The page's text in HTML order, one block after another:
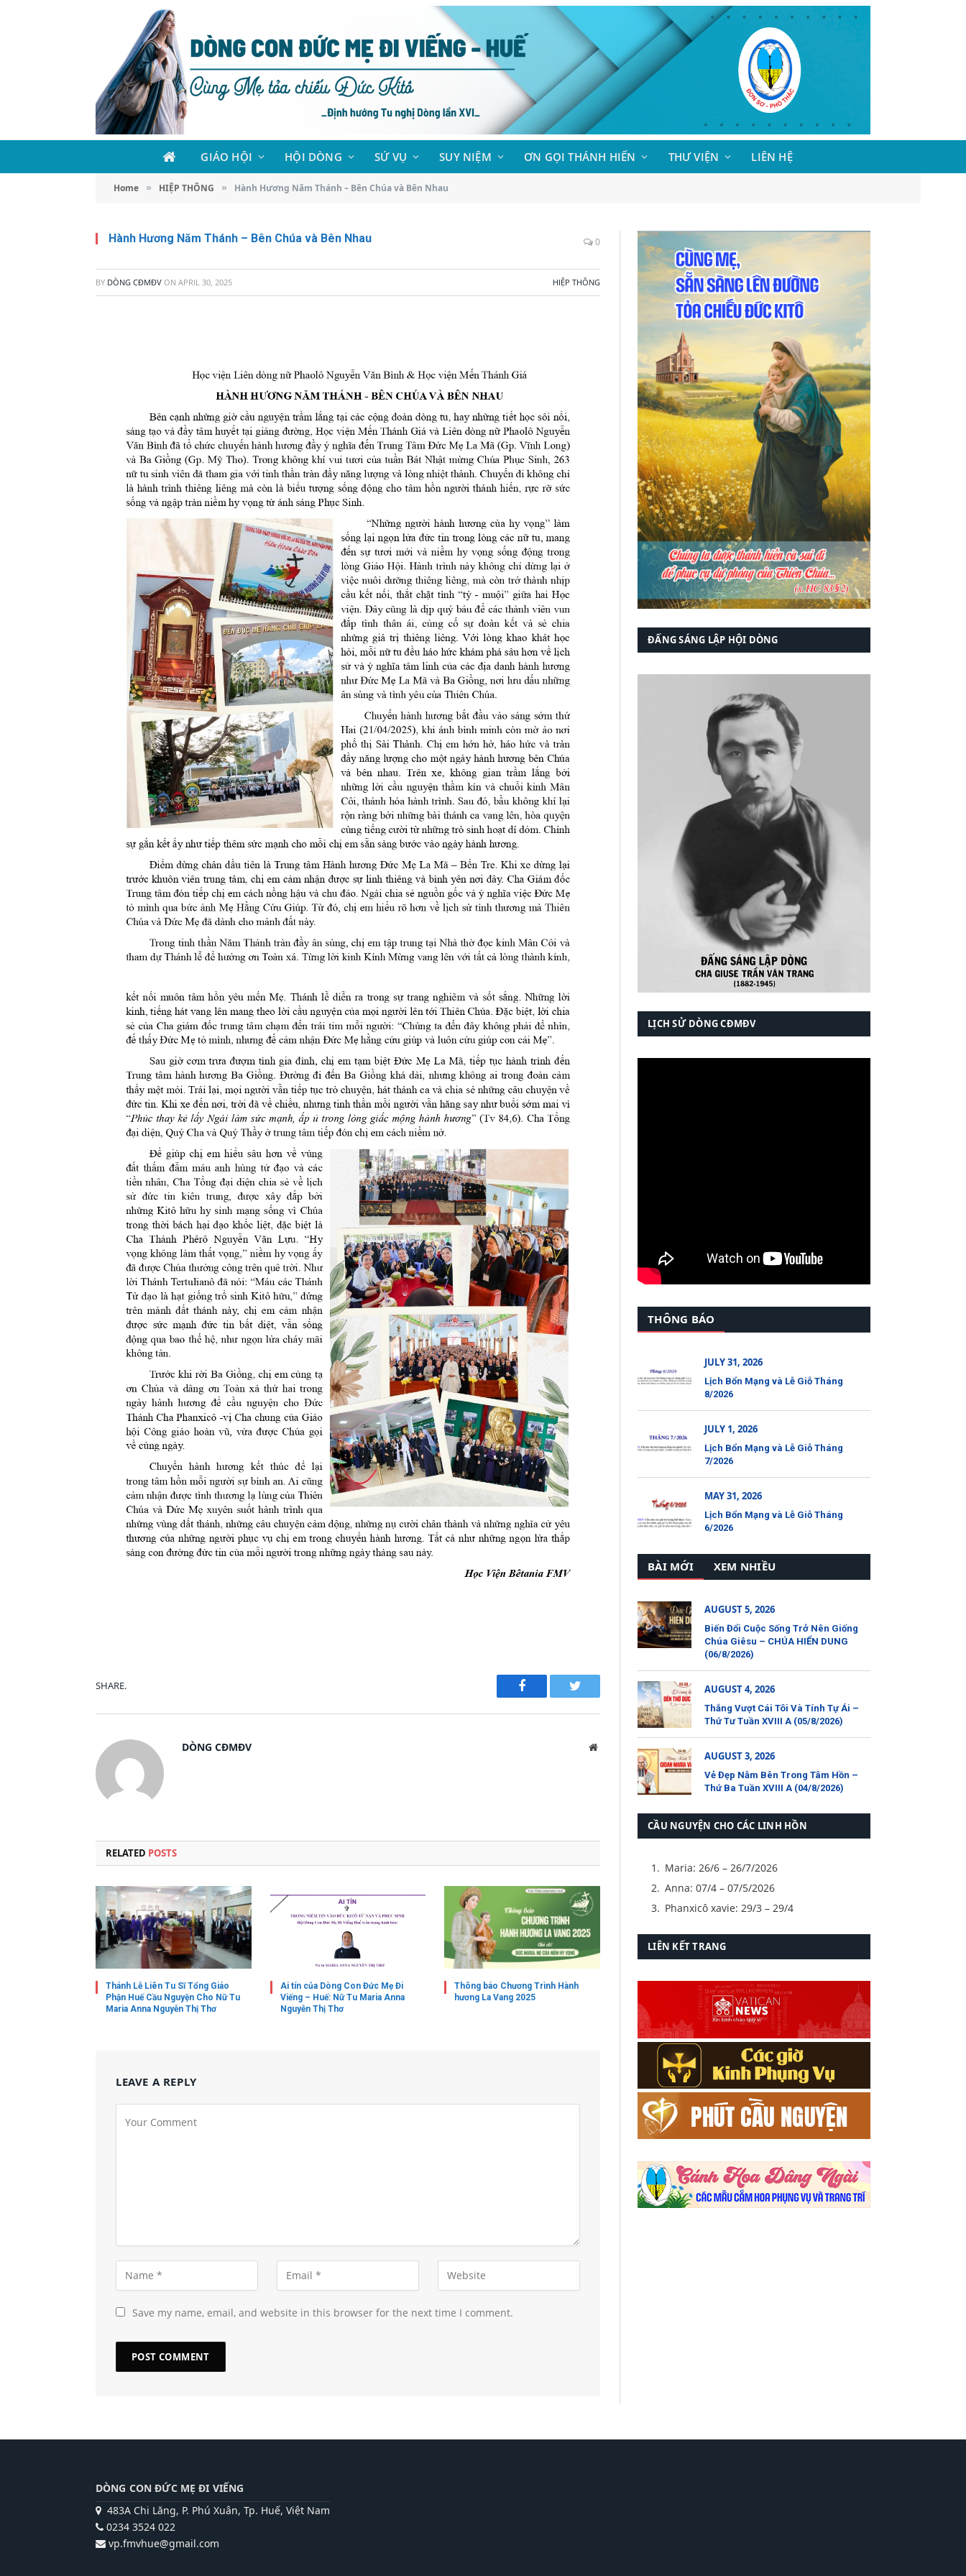
GIÁO HỘI HỘI DÒNG SỨ VỤ SUY NIỆM ƠN GỌI THÁNH HIẾN THƯ VIỆN LIÊN HỆ
Home » HIỆP THÔNG » Hành Hương Năm Thánh – Bên Chúa và Bên Nhau
Hành Hương Năm Thánh – Bên Chúa và Bên Nhau 0
BY DÒNG CĐMĐV ON APRIL 30, 2025 HIỆP THÔNG
SHARE.
Facebook Twitter
DÒNG CĐMĐV Website
RELATED POSTS
Thánh Lễ Liên Tu Sĩ Tổng Giáo
Phận Huế Cầu Nguyện Cho Nữ Tu
Maria Anna Nguyễn Thị Thơ
Ai tín của Dòng Con Đức Mẹ Đi
Viếng – Huế: Nữ Tu Maria Anna
Nguyễn Thị Thơ
Thông báo Chương Trình Hành
hương La Vang 2025
LEAVE A REPLY
Save my name, email, and website in this browser for the next time I comment.
ĐẤNG SÁNG LẬP HỘI DÒNG
LỊCH SỬ DÒNG CĐMĐV
THÔNG BÁO
JULY 31, 2026
Lịch Bổn Mạng và Lễ Giỗ Tháng
8/2026
JULY 1, 2026
Lịch Bổn Mạng và Lễ Giỗ Tháng
7/2026
MAY 31, 2026
Lịch Bổn Mạng và Lễ Giỗ Tháng
6/2026
BÀI MỚI XEM NHIỀU
AUGUST 5, 2026
Biến Đổi Cuộc Sống Trở Nên Giống
Chúa Giêsu – CHÚA HIỂN DUNG
(06/8/2026)
AUGUST 4, 2026
Thắng Vượt Cái Tôi Và Tính Tự Ái –
Thứ Tư Tuần XVIII A (05/8/2026)
AUGUST 3, 2026
Vẻ Đẹp Nằm Bên Trong Tâm Hồn –
Thứ Ba Tuần XVIII A (04/8/2026)
CẦU NGUYỆN CHO CÁC LINH HỒN
Maria: 26/6 – 26/7/2026
Anna: 07/4 – 07/5/2026
Phanxicô xavie: 29/3 – 29/4
LIÊN KẾT TRANG
DÒNG CON ĐỨC MẸ ĐI VIẾNG
483A Chi Lăng, P. Phú Xuân, Tp. Huế, Việt Nam
0234 3524 022
vp.fmvhue@gmail.com